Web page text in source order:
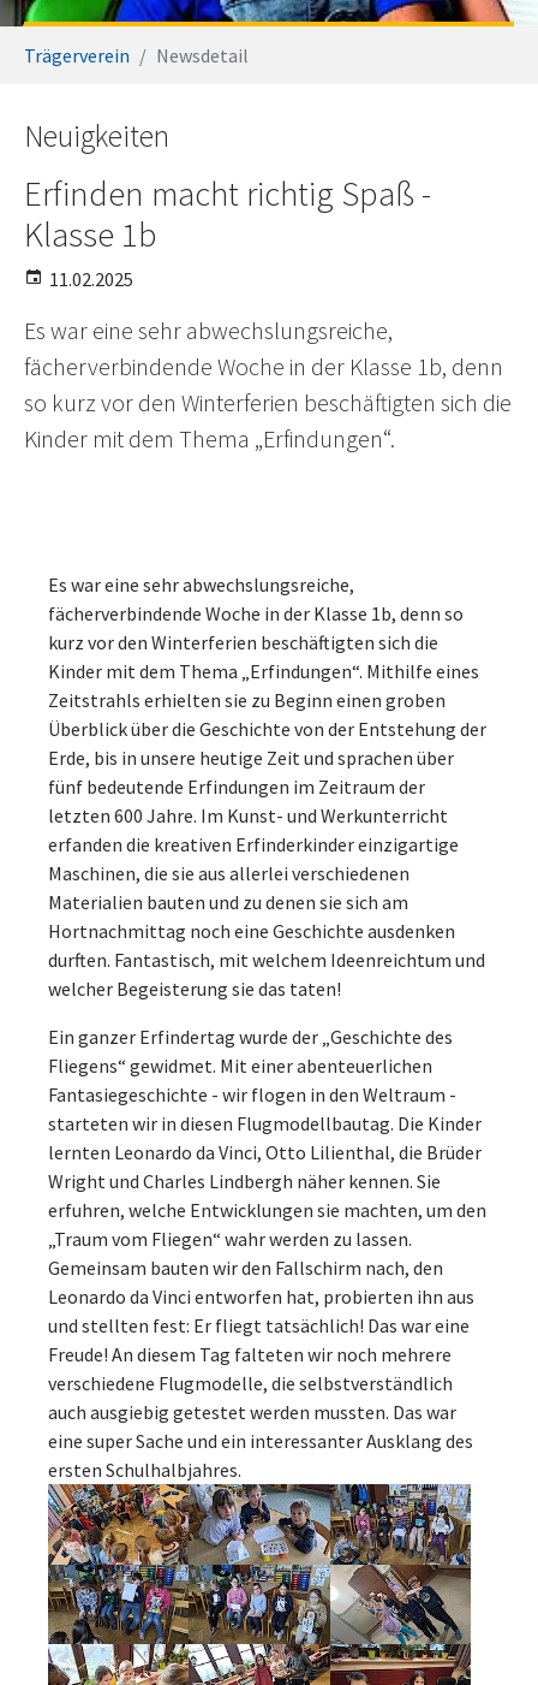
Trägerverein Newsdetail
Neuigkeiten
Erfinden macht richtig Spaß -
Klasse 1b
11.02.2025
Es war eine sehr abwechslungsreiche,
fächerverbindende Woche in der Klasse 1b, denn
so kurz vor den Winterferien beschäftigten sich die
Kinder mit dem Thema „Erfindungen“.
Es war eine sehr abwechslungsreiche,
fächerverbindende Woche in der Klasse 1b, denn so
kurz vor den Winterferien beschäftigten sich die
Kinder mit dem Thema „Erfindungen“. Mithilfe eines
Zeitstrahls erhielten sie zu Beginn einen groben
Überblick über die Geschichte von der Entstehung der
Erde, bis in unsere heutige Zeit und sprachen über
fünf bedeutende Erfindungen im Zeitraum der
letzten 600 Jahre. Im Kunst- und Werkunterricht
erfanden die kreativen Erfinderkinder einzigartige
Maschinen, die sie aus allerlei verschiedenen
Materialien bauten und zu denen sie sich am
Hortnachmittag noch eine Geschichte ausdenken
durften. Fantastisch, mit welchem Ideenreichtum und
welcher Begeisterung sie das taten!
Ein ganzer Erfindertag wurde der „Geschichte des
Fliegens“ gewidmet. Mit einer abenteuerlichen
Fantasiegeschichte - wir flogen in den Weltraum -
starteten wir in diesen Flugmodellbautag. Die Kinder
lernten Leonardo da Vinci, Otto Lilienthal, die Brüder
Wright und Charles Lindbergh näher kennen. Sie
erfuhren, welche Entwicklungen sie machten, um den
„Traum vom Fliegen“ wahr werden zu lassen.
Gemeinsam bauten wir den Fallschirm nach, den
Leonardo da Vinci entworfen hat, probierten ihn aus
und stellten fest: Er fliegt tatsächlich! Das war eine
Freude! An diesem Tag falteten wir noch mehrere
verschiedene Flugmodelle, die selbstverständlich
auch ausgiebig getestet werden mussten. Das war
eine super Sache und ein interessanter Ausklang des
ersten Schulhalbjahres.